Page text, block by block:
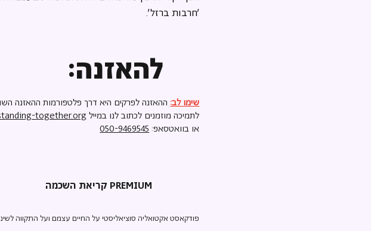
'חרבות ברזל'.
להאזנה:
שימו לב: ההאזנה לפרקים היא דרך פלטפורמות ההאזנה
לתמיכה מוזמנים לכתוב לנו במיילtogether.org
או בוואטסאפ: 050-9469545
קריאת השכמה PREMIUM
פודקאסט אקטואליה סוציאליסטי על החיים עצמם ועל התקווה